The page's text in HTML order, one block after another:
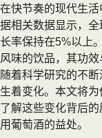
在快节奏的现代生活
据相关数据显示，
长率保持在5%以上
风味的饮品，其功效
随着科学研究的不
生着变化。本文将
了解这些变化背后
用葡萄酒的益处。